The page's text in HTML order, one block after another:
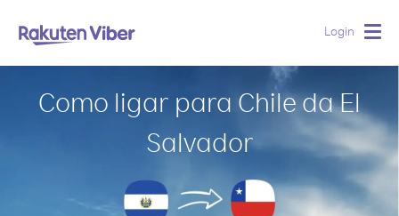
Login
Como ligar para Chile da El
Salvador